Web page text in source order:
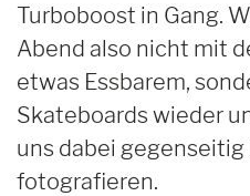
Turboboost in Gang.
Abend also nicht mit
etwas Essbarem,
Skateboards wieder
uns dabei gegenseitig
fotografieren.